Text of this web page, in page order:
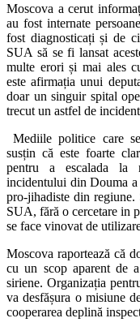
Moscova a cerut
au fost internate
fost diagnosticați și de
SUA să se fi lansat
multe erori și mai ales
este afirmația unui
doar un singuir spital
trecut un astfel de
Mediile politice care
susțin că este foarte
pentru a escalada la
incidentului din Douma a
pro-jihadiste din
SUA, fără o cercetare in
se face vinovat de
Moscova raportează că
cu un scop aparent de
siriene. Organizația
va desfășura o misiune
cooperarea deplină